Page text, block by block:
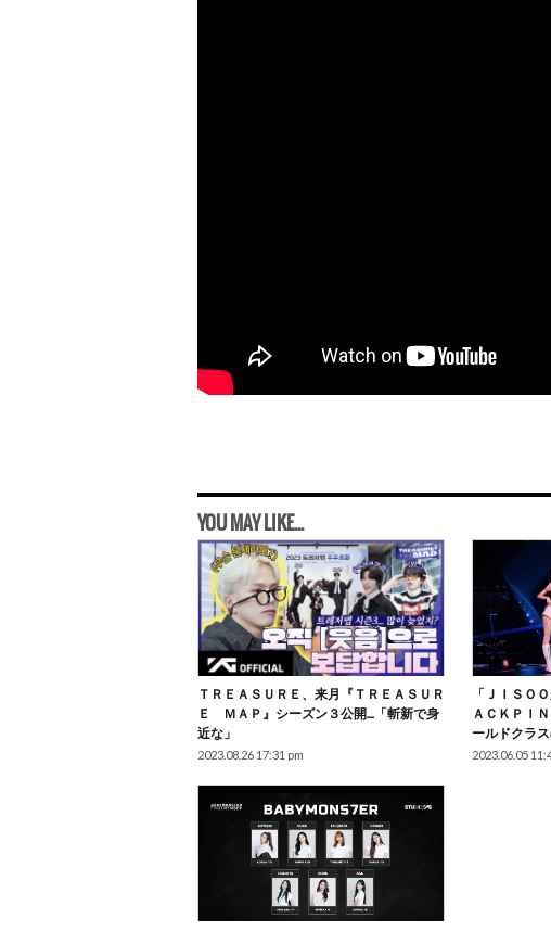
YOU MAY LIKE...
ＴＲＥＡＳＵＲＥ、来月『ＴＲＥＡＳＵＲ
Ｅ ＭＡＰ』シーズン３公開…「斬新で身
近な」
2023.08.26 17:31 pm
「ＪＩＳＯ
ＡＣＫＰＩ
ールドクラ
2023.06.05